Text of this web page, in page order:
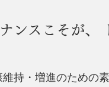
ンスこそが
持・増進のための